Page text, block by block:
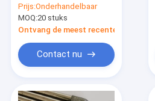
Hardmetaal
Prijs:Onderhandelbaar
MOQ:20 stuks
Ontvang de meest recente Prijs
Contact nu